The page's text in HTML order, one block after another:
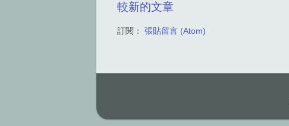
較新的文章
訂閱： 張貼留言 (Atom)